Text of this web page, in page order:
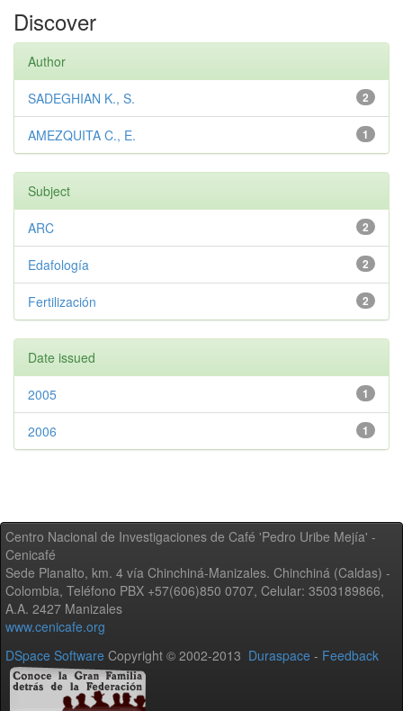
Discover
Author
2
SADEGHIAN K., S.
1
AMEZQUITA C., E.
Subject
2
ARC
2
Edafología
2
Fertilización
Date issued
1
2005
1
2006
Centro Nacional de Investigaciones de Café 'Pedro Uribe Mejía' -
Cenicafé
Sede Planalto, km. 4 vía Chinchiná-Manizales. Chinchiná (Caldas) -
Colombia, Teléfono PBX +57(606)850 0707, Celular: 3503189866,
A.A. 2427 Manizales
www.cenicafe.org
DSpace Software Copyright © 2002-2013 Duraspace - Feedback